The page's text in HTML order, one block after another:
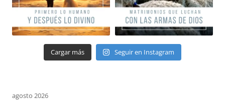
Cargar más Seguir en Instagram
agosto 2026